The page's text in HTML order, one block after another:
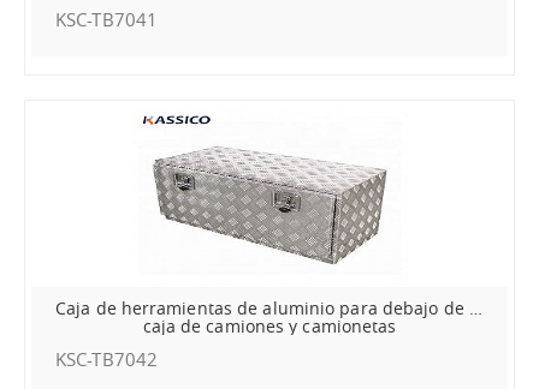
KSC-TB7041
Caja de herramientas de aluminio para debajo de la
caja de camiones y camionetas
KSC-TB7042